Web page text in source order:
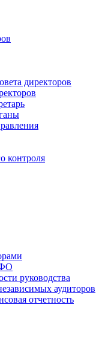
директоров
контроля
руководства
аудиторов
отчетность